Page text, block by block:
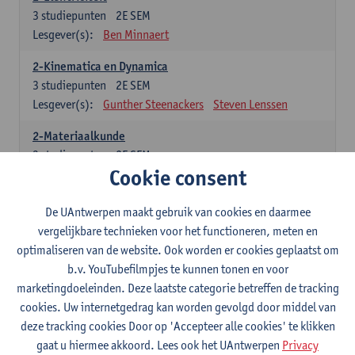
2E SEM
3 studiepunten
Lesgever(s):
Ben Minnaert
2-Kinematica en Dynamica
2E SEM
3 studiepunten
Lesgever(s):
Gunther Steenackers Steven Lenssen
2-Materiaalkunde
2E SEM
3studiepunten
Linda Beenaerts
2-Wiskunde
2E SEM
studiepunten
Lesgever(s):
Rudi Penne Jeffrey Cornelis
Kris Annaert
Stijn Dierckx
Annelies Fabri
Senne Ignoul
Specifiek deel
15 studiepunten
Cookie consent
De UAntwerpen maakt gebruik van cookies en daarmee
vergelijkbare technieken voor het functioneren, meten en
optimaliseren van de website. Ook worden er cookies geplaatst om
b.v. YouTubefilmpjes te kunnen tonen en voor
marketingdoeleinden. Deze laatste categorie betreffen de tracking
cookies. Uw internetgedrag kan worden gevolgd door middel van
deze tracking cookies Door op 'Accepteer alle cookies' te klikken
gaat u hiermee akkoord. Lees ook het UAntwerpen Privacy